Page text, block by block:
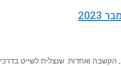
ואחדות. שנצליח לשייט